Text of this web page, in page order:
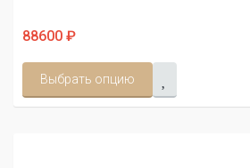
88600 ₽
Выбрать опцию